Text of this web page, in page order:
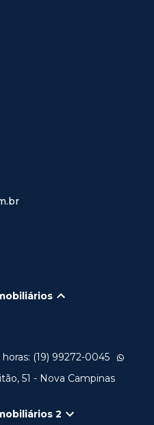
(19) 99272-0045
51 - Nova Campinas
2